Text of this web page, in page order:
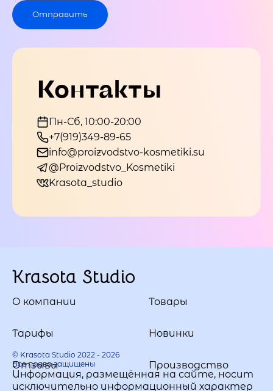
Отправить
Контакты
Пн-Сб, 10:00-20:00
+7(919)349-89-65
info@proizvodstvo-kosmetiki.su
@Proizvodstvo_Kosmetiki
Krasota_studio
Krasota Studio
© Krasota Studio 2022 - 2026
Все права защищены
О компании Товары
Тарифы Новинки
Отзывы Производство
Информация, размещённая на сайте, носит
исключительно информационный характер